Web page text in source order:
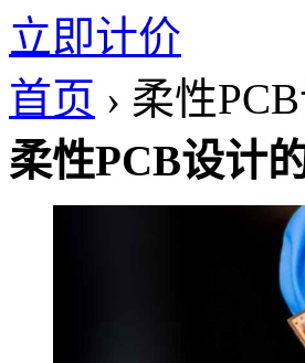
立即计价
首页 › 柔性
柔性PCB设计